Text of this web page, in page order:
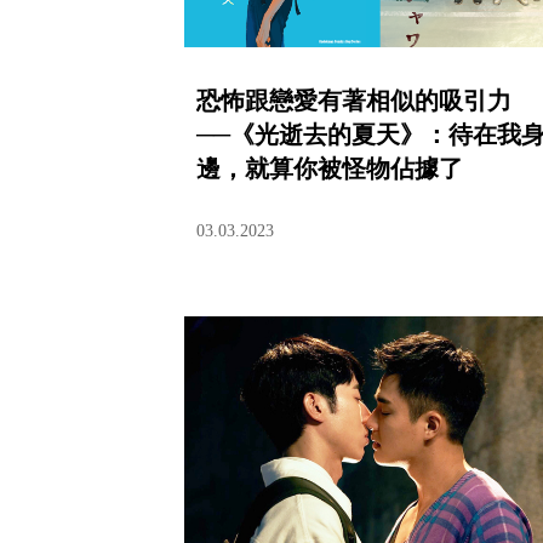
恐怖跟戀愛有著相似的吸引力
──《光逝去的夏天》：待在我
邊，就算你被怪物佔據了
03.03.2023